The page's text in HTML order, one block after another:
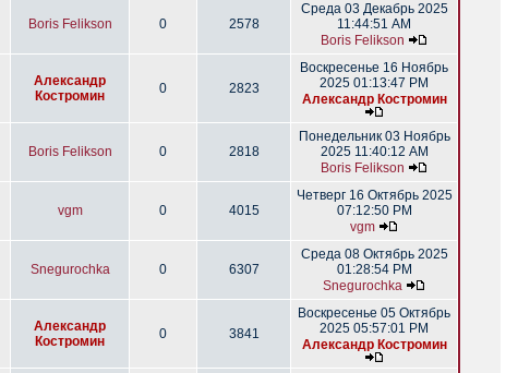
Boris Felikson 0 2578
Среда 03 Декабрь 2025
11:44:51 AM
Boris Felikson
Александр
Костромин
0 2823
Воскресенье 16 Ноябрь
2025 01:13:47 PM
Александр Костромин
Boris Felikson 0 2818
Понедельник 03 Ноябрь
2025 11:40:12 AM
Boris Felikson
vgm 0 4015
Четверг 16 Октябрь 2025
07:12:50 PM
vgm
Snegurochka 0 6307
Среда 08 Октябрь 2025
01:28:54 PM
Snegurochka
Александр
Костромин
0 3841
Воскресенье 05 Октябрь
2025 05:57:01 PM
Александр Костромин